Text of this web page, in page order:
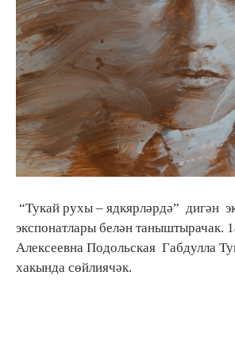
“Тукай рухы – ядкярләрдә” дигән
экспонатлары белән таныштырачак.
Алексеевна Подольская Габдулла
хакында сөйлиячәк.